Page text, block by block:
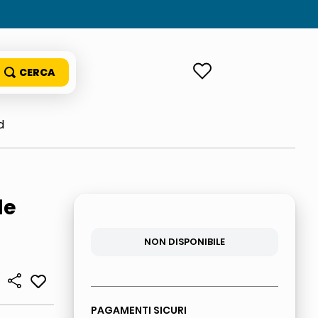
NON DISPONIBILE
PAGAMENTI SICURI